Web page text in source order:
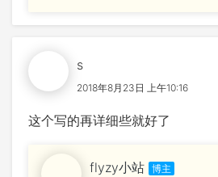
s
2018年8月23日 上午10:16
这个写的再详细些就好了
flyzy小站